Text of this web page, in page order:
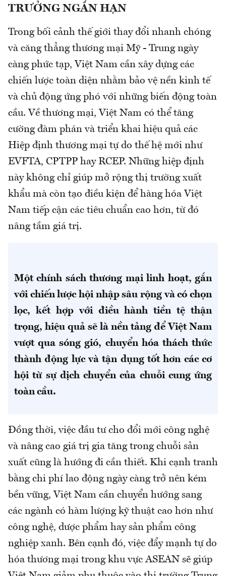
TRƯỞNG NGẮN HẠN
Trong bối cảnh thế giới thay đổi nhanh chóng
và căng thẳng thương mại Mỹ - Trung ngày
càng phức tạp, Việt Nam cần xây dựng các
chiến lược toàn diện nhằm bảo vệ nền kinh tế
và chủ động ứng phó với những biến động toàn
cầu. Về thương mại, Việt Nam có thể tăng
cường đàm phán và triển khai hiệu quả các
Hiệp định thương mại tự do thế hệ mới như
EVFTA, CPTPP hay RCEP. Những hiệp định
này không chỉ giúp mở rộng thị trường xuất
khẩu mà còn tạo điều kiện để hàng hóa Việt
Nam tiếp cận các tiêu chuẩn cao hơn, từ đó
nâng tầm giá trị.
Một chính sách thương mại linh hoạt, gắn
với chiến lược hội nhập sâu rộng và có chọn
lọc, kết hợp với điều hành tiền tệ thận
trọng, hiệu quả sẽ là nền tảng để Việt Nam
vượt qua sóng gió, chuyển hóa thách thức
thành động lực và tận dụng tốt hơn các cơ
hội từ sự dịch chuyển của chuỗi cung ứng
toàn cầu.
Đồng thời, việc đầu tư cho đổi mới công nghệ
và nâng cao giá trị gia tăng trong chuỗi sản
xuất cũng là hướng đi cần thiết. Khi cạnh tranh
bằng chi phí lao động ngày càng trở nên kém
bền vững, Việt Nam cần chuyển hướng sang
các ngành có hàm lượng kỹ thuật cao hơn như
công nghệ, dược phẩm hay sản phẩm công
nghiệp xanh. Bên cạnh đó, việc đẩy mạnh tự do
hóa thương mại trong khu vực ASEAN sẽ giúp